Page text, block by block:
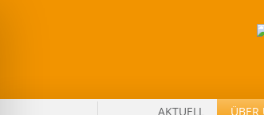
AKTUELL ÜBER